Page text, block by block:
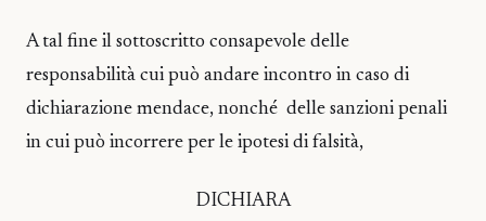
A tal fine il sottoscritto consapevole delle
responsabilità cui può andare incontro in caso di
dichiarazione mendace, nonché delle sanzioni penali
in cui può incorrere per le ipotesi di falsità,
DICHIARA